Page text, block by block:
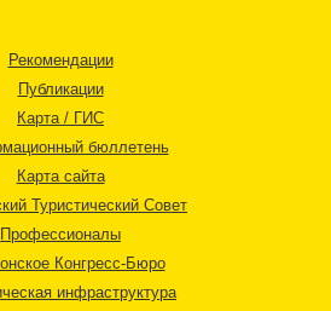
Рекомендации
Публикации
Карта / ГИС
бюллетень
Карта сайта
Туристический Совет
Профессионалы
Конгресс-Бюро
инфраструктура